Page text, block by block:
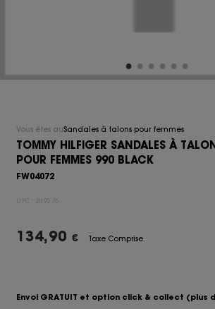
Vous êtes auSandales à talons pour femmes
TOMMY HILFIGER SANDALES À
POUR FEMMES 990 BLACK
FW04072
UPC: 209276
134,90 € Taxe Comprise
Envoi GRATUIT et option click & collect (plus